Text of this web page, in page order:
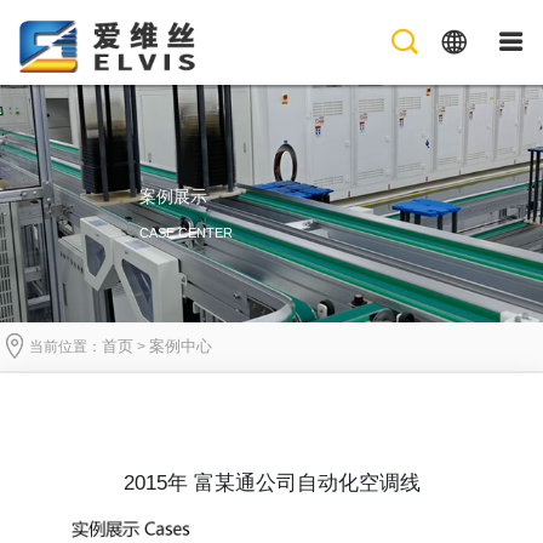
案例展示
CASE CENTER
当前位置： 首页 > 案例中心
2015年 富某通公司自动化空调线